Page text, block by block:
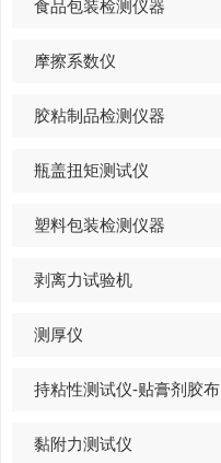
食品包装检测仪器
摩擦系数仪
胶粘制品检测仪器
瓶盖扭矩测试仪
塑料包装检测仪器
剥离力试验机
测厚仪
持粘性测试仪-贴膏剂胶布
黏附力测试仪